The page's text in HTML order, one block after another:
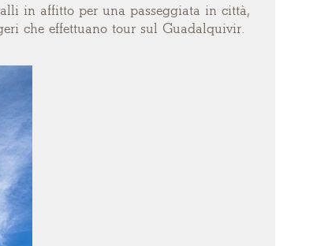
in affitto per una passeggiata in città,
che effettuano tour sul Guadalquivir.